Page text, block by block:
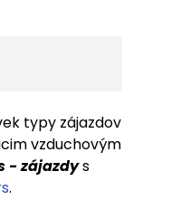
typy zájazdov
vzduchovým
- zájazdys
.